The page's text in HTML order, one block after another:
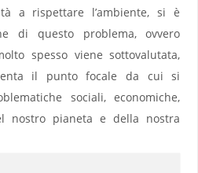
a rispettare l’ambiente, si è
di questo problema, ovvero
spesso viene sottovalutata,
il punto focale da cui si
sociali, economiche,
nostro pianeta e della nostra